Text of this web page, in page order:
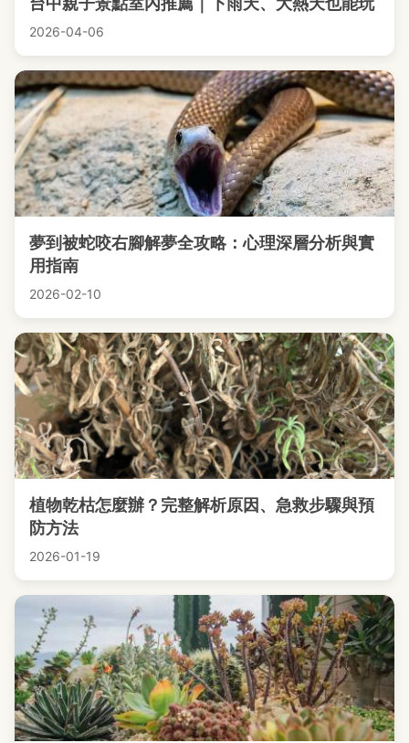
2026-04-06
夢到被蛇咬右腳解夢全攻略：心理深層分析與實
用指南
2026-02-10
植物乾枯怎麼辦？完整解析原因、急救步驟與預
防方法
2026-01-19